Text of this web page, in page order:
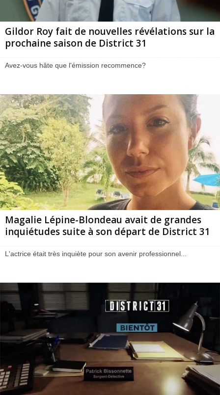
Gildor Roy fait de nouvelles révélations sur la
prochaine saison de District 31
Avez-vous hâte que l'émission recommence?
Magalie Lépine-Blondeau avait de grandes
inquiétudes suite à son départ de District 31
L'actrice était très inquiète pour son avenir professionnel...